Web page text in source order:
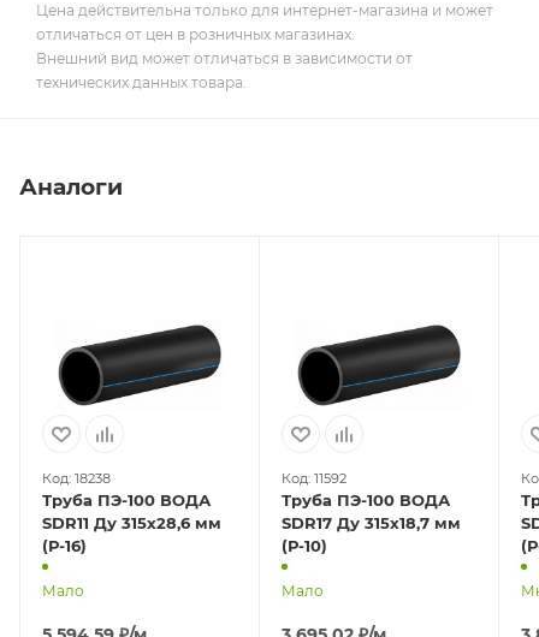
Цена действительна только для интернет-магазина и может
отличаться от цен в розничных магазинах.
Внешний вид может отличаться в зависимости от
технических данных товара.
Аналоги
Код: 18238
Труба ПЭ-100 ВОДА
SDR11 Ду 315х28,6 мм
(Р-16)
Мало
Код: 11592
Труба ПЭ-100 ВОДА
SDR17 Ду 315х18,7 мм
(Р-10)
Мало